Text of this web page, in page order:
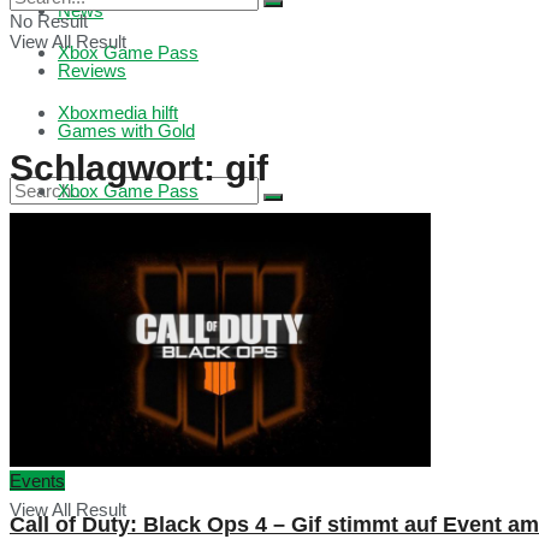
Xbox Game Pass
Xboxmedia hilft
News
Reviews
Games with Gold
Xbox Game Pass
View All Result
No Result
View All Result
Schlagwort:gif
Events
Call of Duty: Black Ops 4 – Gif stimmt auf Event